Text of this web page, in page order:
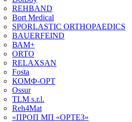
REHBAND
Bort Medical
SPORLASTIC ORTHOPAEDICS
BAUERFEIND
ВАМ+
ORTO
RELAXSAN
Fosta
КОМФ-ОРТ
Ossur
TLM s.r.l.
Reh4Mat
«ПРОП МП «ОРТЕЗ»